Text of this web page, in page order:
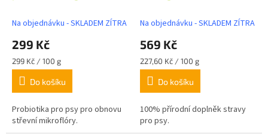
Na objednávku - SKLADEM ZÍTRA
299 Kč
Měrná
cena:
299 Kč / 100 g
Do košíku
Probiotika pro psy pro obnovu
střevní mikroflóry.
Na objednávku - SKLADEM ZÍTRA
569 Kč
Měrná
cena:
227,60 Kč / 100 g
Do košíku
100% přírodní doplněk stravy
pro psy.